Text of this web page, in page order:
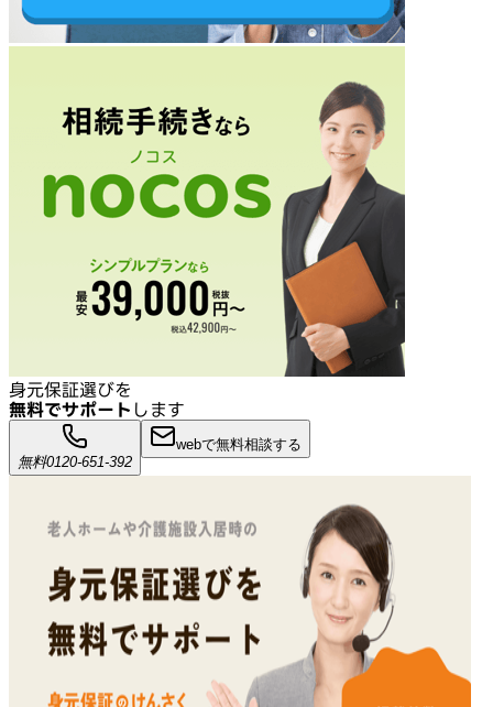
身元保証選びを
無料でサポート します
無料0120-651-392
webで無料相談する